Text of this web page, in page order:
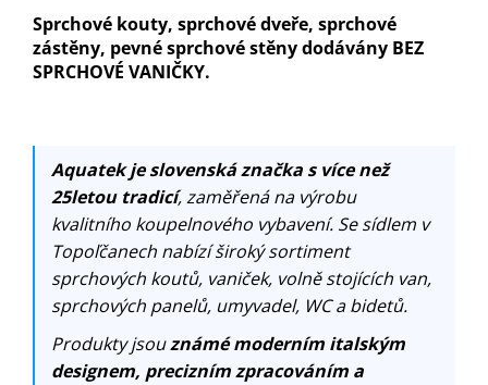
Sprchové kouty, sprchové dveře, sprchové
zástěny, pevné sprchové stěny dodávány BEZ
SPRCHOVÉ VANIČKY.
Aquatek je slovenská značka s více než
25letou tradicí, zaměřená na výrobu
kvalitního koupelnového vybavení. Se sídlem v
Topoľčanech nabízí široký sortiment
sprchových koutů, vaniček, volně stojících van,
sprchových panelů, umyvadel, WC a bidetů.
Produkty jsouznámé moderním italským
designem, precizním zpracováním a